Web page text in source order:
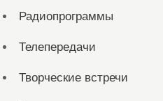
Радиопрограммы
Телепередачи
Творческие встречи